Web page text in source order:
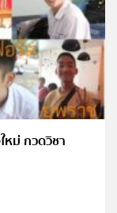
หม่ กวดวิชา